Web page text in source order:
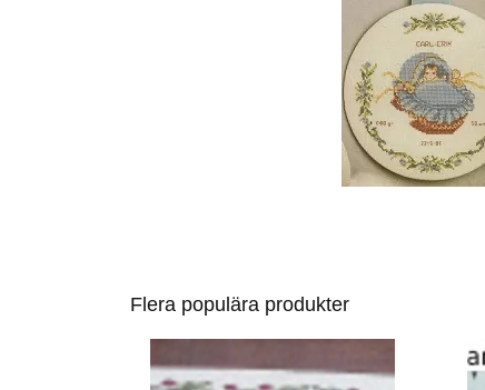
Flera populära produkter